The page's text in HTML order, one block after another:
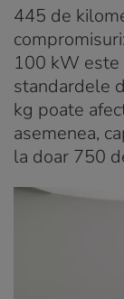
445 de
100 kW este
standardele
kg poate
asemenea,
la doar 750